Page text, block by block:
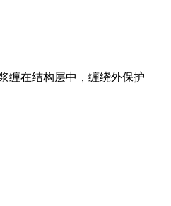
缠在结构层中，缠绕外保护